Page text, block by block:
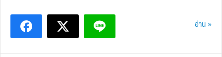
อ่าน »